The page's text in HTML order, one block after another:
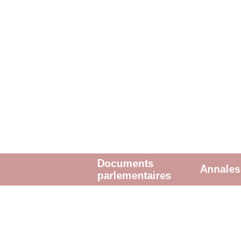
Documents
parlementaires
Annales